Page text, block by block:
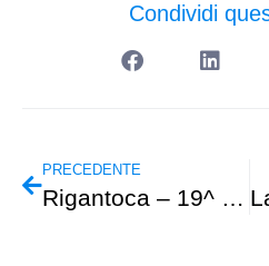
Condividi
PRECEDENTE
Rigantoca – 19^ Edizione